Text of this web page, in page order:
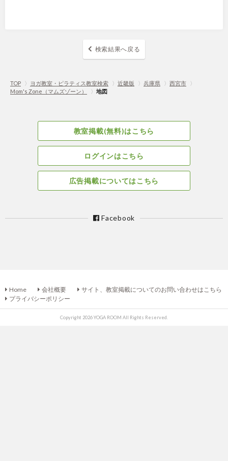
検索結果へ戻る
TOP 〉 ヨガ教室・ピラティス教室検索 〉 近畿版 〉 兵庫県 〉 西宮市
〉
Mom's Zone（マムズゾーン）
〉 地図
教室掲載(無料)はこちら
ログインはこちら
広告掲載についてはこちら
Facebook
Home 会社概要
サイト、教室掲載についてのお問い合わせはこちら
プライバシーポリシー
Copyright 2026 YOGA ROOM All Rights Reserved.